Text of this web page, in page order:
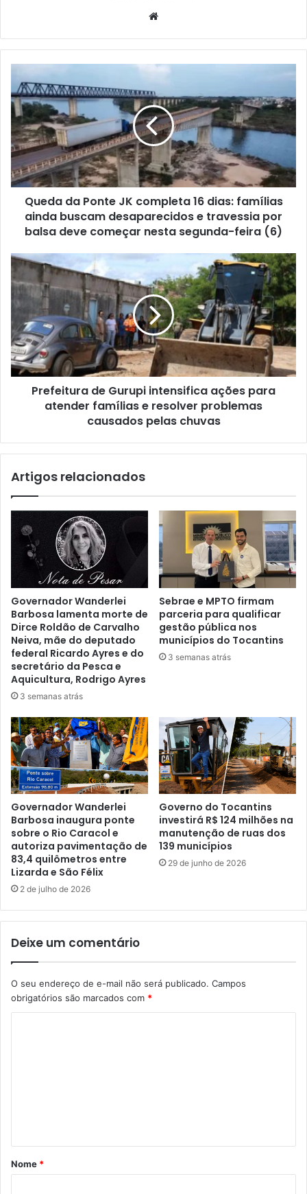
b
s
t
e
Queda da Ponte JK completa 16 dias: famílias
ainda buscam desaparecidos e travessia por
balsa deve começar nesta segunda-feira (6)
Prefeitura de Gurupi intensifica ações para
atender famílias e resolver problemas
causados pelas chuvas
Artigos relacionados
Governador Wanderlei
Barbosa lamenta morte de
Dirce Roldão de Carvalho
Neiva, mãe do deputado
federal Ricardo Ayres e do
secretário da Pesca e
Aquicultura, Rodrigo Ayres
3 semanas atrás
Sebrae e MPTO firmam
parceria para qualificar
gestão pública nos
municípios do Tocantins
3 semanas atrás
Governador Wanderlei
Barbosa inaugura ponte
sobre o Rio Caracol e
autoriza pavimentação de
83,4 quilômetros entre
Lizarda e São Félix
2 de julho de 2026
Governo do Tocantins
investirá R$ 124 milhões na
manutenção de ruas dos
139 municípios
29 de junho de 2026
Deixe um comentário
O seu endereço de e-mail não será publicado. Campos
obrigatórios são marcados com *
á
r
Nome *